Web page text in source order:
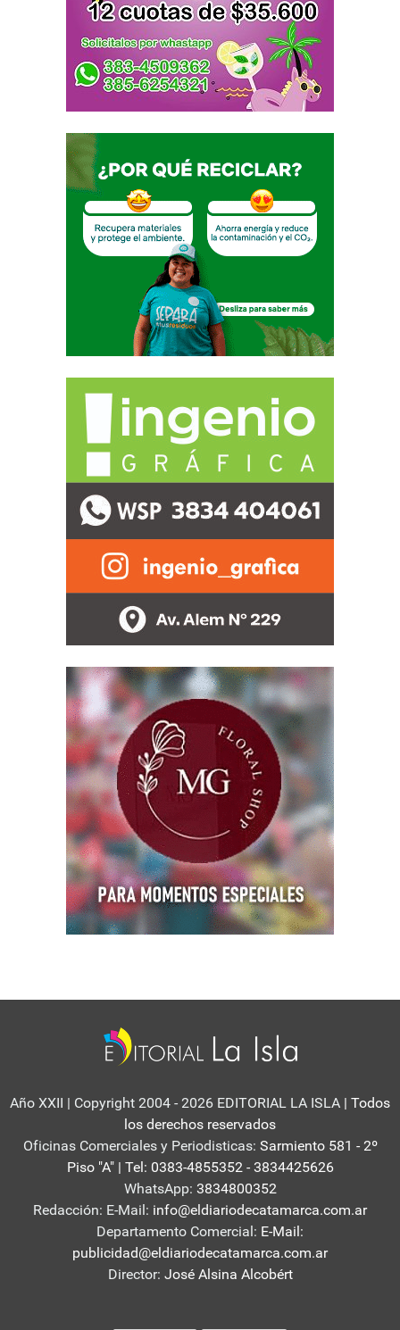
Año XXII | Copyright 2004 - 2026 EDITORIAL LA ISLA | Todos
los derechos reservados
Oficinas Comerciales y Periodisticas: Sarmiento 581 - 2º
Piso "A" | Tel: 0383-4855352 - 3834425626
WhatsApp: 3834800352
Redacción: E-Mail: info@eldiariodecatamarca.com.ar
Departamento Comercial: E-Mail:
publicidad@eldiariodecatamarca.com.ar
Director: José Alsina Alcobért